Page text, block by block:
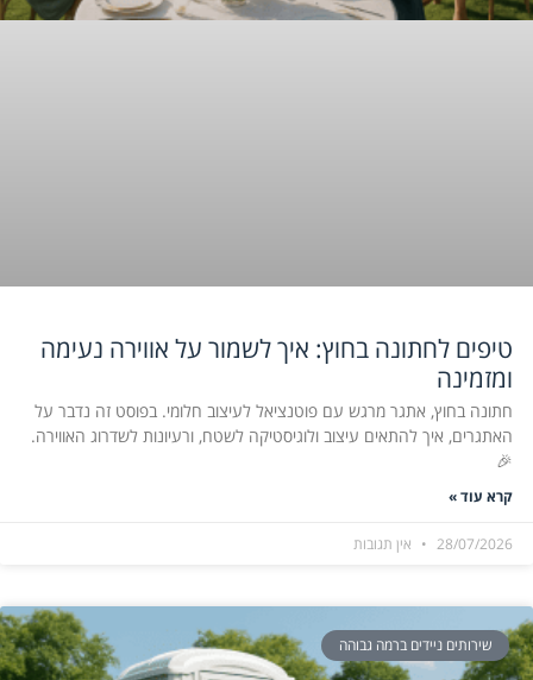
טיפים לחתונה בחוץ: איך לשמור על אווירה נעימה
ומזמינה
חתונה בחוץ, אתגר מרגש עם פוטנציאל לעיצוב חלומי. בפוסט זה נדבר על
האתגרים, איך להתאים עיצוב ולוגיסטיקה לשטח, ורעיונות לשדרוג האווירה.
🎉
קרא עוד »
28/07/2026 אין תגובות
שירותים ניידים ברמה גבוהה